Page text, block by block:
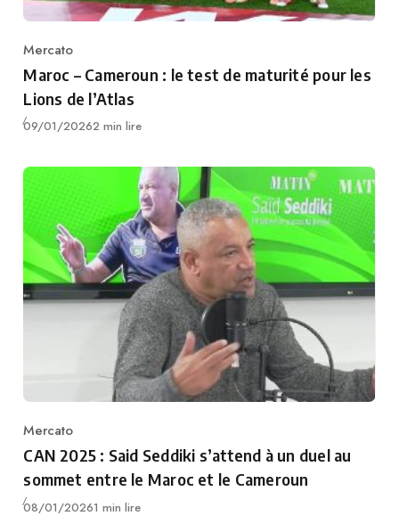
Category
Mercato
Maroc – Cameroun : le test de maturité pour les
Lions de l’Atlas
Publié
09/01/20262 min lire
Category
Mercato
CAN 2025 : Said Seddiki s’attend à un duel au
sommet entre le Maroc et le Cameroun
Publié
08/01/20261 min lire